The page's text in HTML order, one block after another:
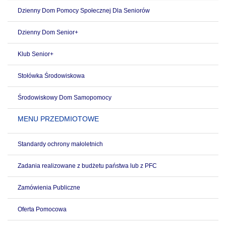
Dzienny Dom Pomocy Społecznej Dla Seniorów
Dzienny Dom Senior+
Klub Senior+
Stołówka Środowiskowa
Środowiskowy Dom Samopomocy
MENU PRZEDMIOTOWE
Standardy ochrony małoletnich
Zadania realizowane z budżetu państwa lub z PFC
Zamówienia Publiczne
Oferta Pomocowa